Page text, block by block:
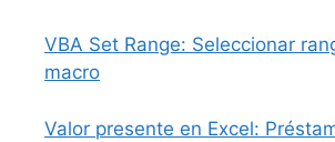
VBA Set Range: Seleccionar
macro
Valor presente en Excel: